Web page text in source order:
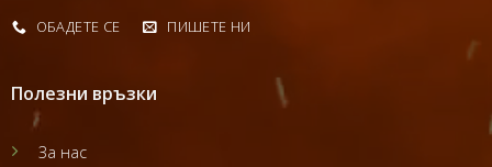
ОБАДЕТЕ СЕ ПИШЕТЕ НИ
Полезни връзки
За нас